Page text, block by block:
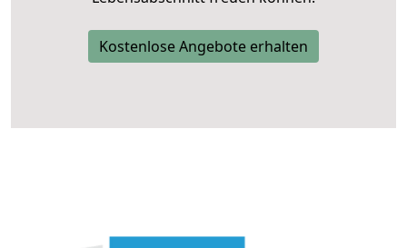
Kostenlose Angebote erhalten